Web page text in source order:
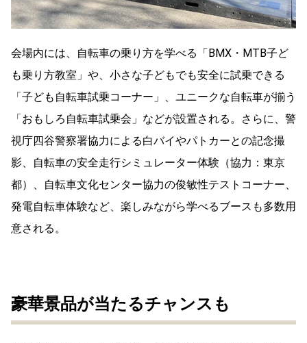
会場内には、自転車の乗り方を学べる「BMX・MTB子ど
も乗り方教室」や、小さな子どもでも安全に試乗できる
「子ども自転車試乗コーナー」、ユニークな自転車が揃う
「おもしろ自転車試乗会」などが設置される。さらに、警
視庁四谷警察署協力による白バイやパトカーとの記念撮
影、自転車の安全走行シミュレーター体験（協力：東京
都）、自転車文化センター協力の俊敏性テストコーナー、
発電自転車体験など、楽しみながら学べるブースも多数用
意される。
豪華景品が当たるチャンスも